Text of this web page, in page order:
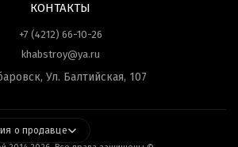
КОНТАКТЫ
+7 (4212) 66-10-26
khabstroy@ya.ru
Ул. Балтийская, 107
о продавце